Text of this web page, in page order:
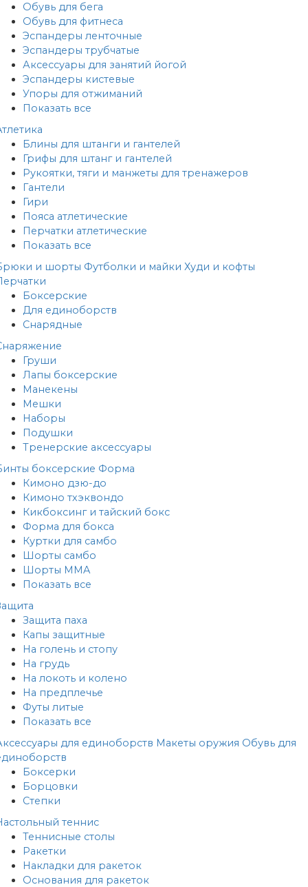
Обувь для бега
Обувь для фитнеса
Эспандеры ленточные
Эспандеры трубчатые
Аксессуары для занятий йогой
Эспандеры кистевые
Упоры для отжиманий
Показать все
Блины для штанги и гантелей
Грифы для штанг и гантелей
Рукоятки, тяги и манжеты для тренажеров
Гантели
Гири
Пояса атлетические
Перчатки атлетические
Показать все
и шорты Футболки и майки Худи и кофты
Боксерские
Для единоборств
Снарядные
Груши
Лапы боксерские
Манекены
Мешки
Наборы
Подушки
Тренерские аксессуары
боксерские Форма
Кимоно дзю-до
Кимоно тхэквондо
Кикбоксинг и тайский бокс
Форма для бокса
Куртки для самбо
Шорты самбо
Шорты MMA
Показать все
Защита паха
Капы защитные
На голень и стопу
На грудь
На локоть и колено
На предплечье
Футы литые
Показать все
для единоборств Макеты оружия Обувь для
Боксерки
Борцовки
Степки
теннис
Теннисные столы
Ракетки
Накладки для ракеток
Основания для ракеток